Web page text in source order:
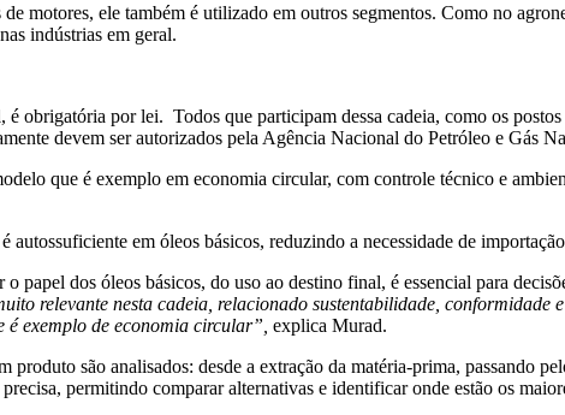
motores, ele também é utilizado em outros segmentos. Como no
indústrias em geral.
por lei. Todos que participam dessa cadeia, como os
devem ser autorizados pela Agência Nacional do Petróleo e Gás
que é exemplo em economia circular, com controle técnico e
em óleos básicos, reduzindo a necessidade de
dos óleos básicos, do uso ao destino final, é essencial para
relevante nesta cadeia, relacionado sustentabilidade, conformidade
exemplo de economia circular”, explica Murad.
são analisados: desde a extração da matéria-prima, passando
permitindo comparar alternativas e identificar onde estão os